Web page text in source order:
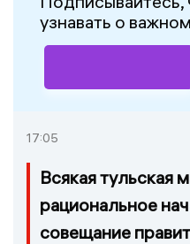
узнавать о
17:05
Всякая тульская
рациональное
совещание